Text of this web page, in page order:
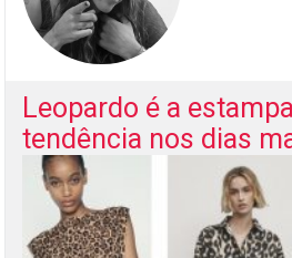
Leopardo é a
tendência nos dias